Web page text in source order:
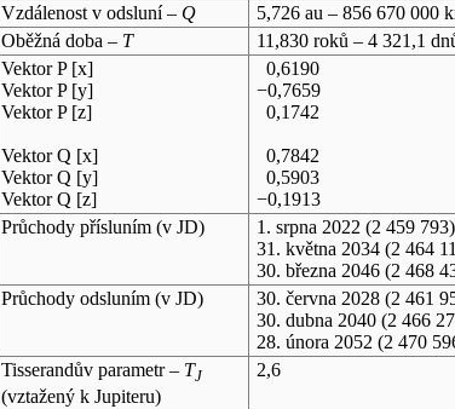
Vzdálenost v odsluní – Q
5,726 au – 856 670 000
Oběžná doba – T
11,830 roků – 4 321,1
Vektor P [x]
Vektor P [y]
Vektor P [z]
Vektor Q [x]
Vektor Q [y]
Vektor Q [z]
0,6190
−0,7659
0,1742
0,7842
0,5903
−0,1913
Průchody přísluním (v JD) 1. srpna 2022 (2 459
31. května 2034(2 464
30. března 2046(2 468
Průchody odsluním (v JD) 30. června 2028(2 461
30. dubna 2040(2 466
28. února 2052 (2 470
Tisserandův parametr – TJ
(vztažený k Jupiteru)
2,6